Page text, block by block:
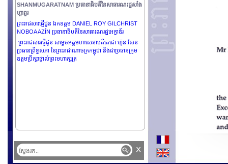
SHANMUGARATNAM ប្រធានាធិបតីនៃសាធារណរដ្ឋសាំង
ហ្គាពួរ
ព្រះរាជសារផ្ញើជូន ឯកឧត្តម DANIEL ROY GILCHRIST
NOBOA AZÍN ប្រធានាធិបតីនៃសាធារណរដ្ឋអេក្វាឌ័រ
ព្រះរាជសារផ្ញើជូន សម្តេចអគ្គមហាសេនាបតីតេជោ ហ៊ុន សែន
ប្រធានព្រឹទ្ធសភា នៃព្រះរាជាណាចក្រកម្ពុជា និងជាប្រធានក្រុម
ឧត្តមប្រឹក្សាផ្ទាល់ព្រះមហាក្សត្រ
x